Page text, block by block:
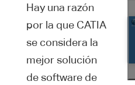
Hay una razón
por la que CATIA
se considera la
mejor solución
de software de